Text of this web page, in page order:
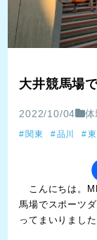
大井競馬場
2022/10/04
関東 品川
こんにちは。
馬場でスポーツ
ってまいりました